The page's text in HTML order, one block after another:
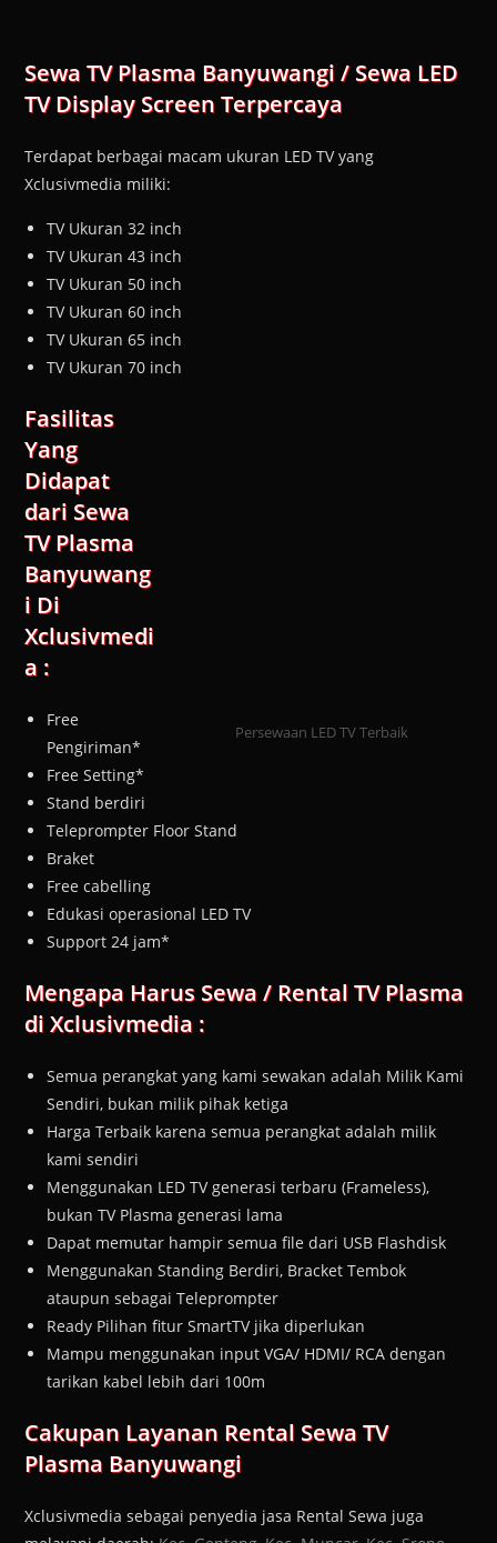
Sewa TV Plasma Banyuwangi / Sewa LED
TV Display Screen Terpercaya
Terdapat berbagai macam ukuran LED TV yang
Xclusivmedia miliki:
TV Ukuran 32 inch
TV Ukuran 43 inch
TV Ukuran 50 inch
TV Ukuran 60 inch
TV Ukuran 65 inch
TV Ukuran 70 inch
Persewaan LED TV Terbaik
Fasilitas
Yang
Didapat
dari Sewa
TV Plasma
Banyuwang
i Di
Xclusivmedi
a :
Free
Pengiriman*
Free Setting*
Stand berdiri
Teleprompter Floor Stand
Braket
Free cabelling
Edukasi operasional LED TV
Support 24 jam*
Mengapa Harus Sewa / Rental TV Plasma
di Xclusivmedia :
Semua perangkat yang kami sewakan adalah Milik Kami
Sendiri, bukan milik pihak ketiga
Harga Terbaik karena semua perangkat adalah milik
kami sendiri
Menggunakan LED TV generasi terbaru (Frameless),
bukan TV Plasma generasi lama
Dapat memutar hampir semua file dari USB Flashdisk
Menggunakan Standing Berdiri, Bracket Tembok
ataupun sebagai Teleprompter
Ready Pilihan fitur SmartTV jika diperlukan
Mampu menggunakan input VGA/ HDMI/ RCA dengan
tarikan kabel lebih dari 100m
Cakupan Layanan Rental Sewa TV
Plasma Banyuwangi
Xclusivmedia sebagai penyedia jasa Rental Sewa juga